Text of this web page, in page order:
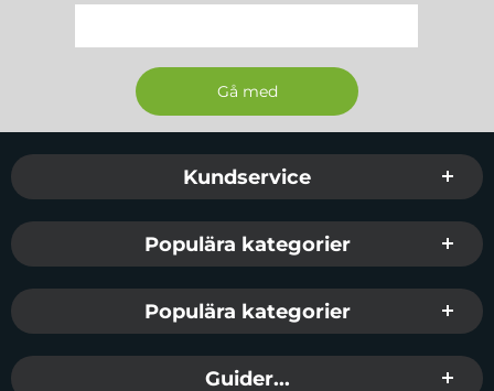
Sidfot Blandad info och länkar
Kundservice
Populära kategorier
Populära kategorier
Guider...